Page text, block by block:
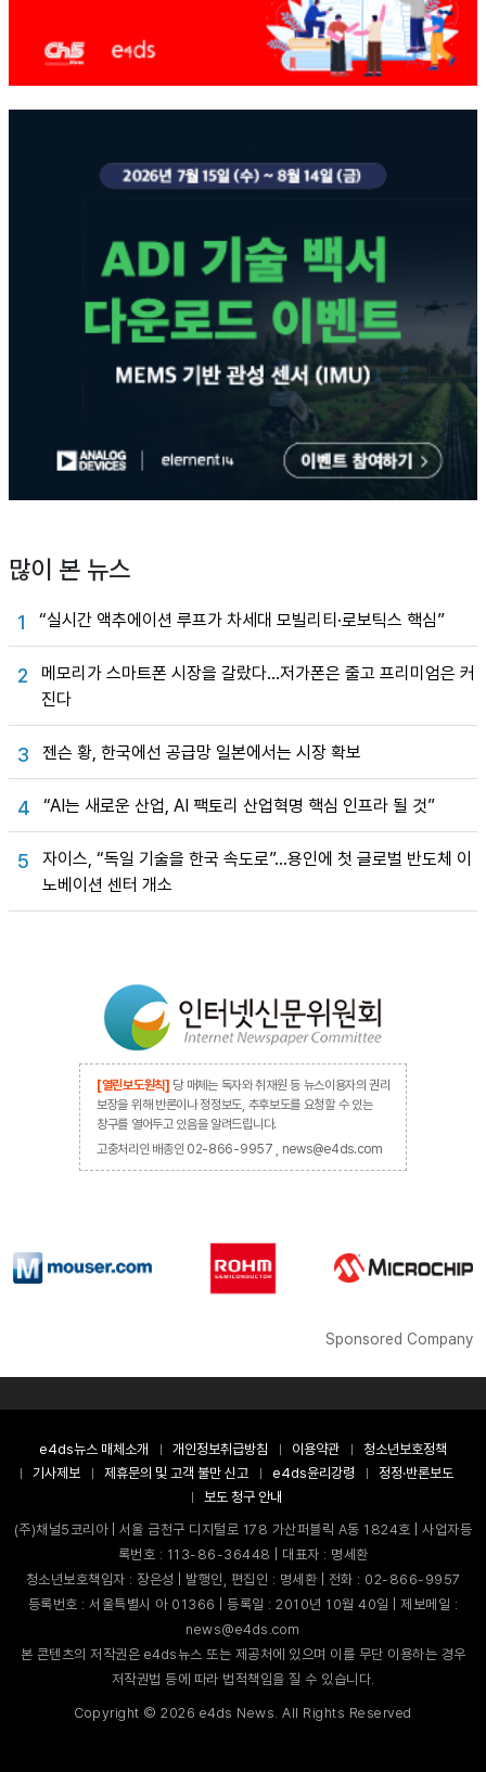
많이 본 뉴스
1 “실시간 액추에이션 루프가 차세대 모빌리티·로보틱스 핵심”
2
메모리가 스마트폰 시장을 갈랐다…저가폰은 줄고 프리미엄은 커
진다
3 젠슨 황, 한국에선 공급망 일본에서는 시장 확보
4 “AI는 새로운 산업, AI 팩토리 산업혁명 핵심 인프라 될 것”
5
자이스, “독일 기술을 한국 속도로”…용인에 첫 글로벌 반도체 이
노베이션 센터 개소
[열린보도원칙] 당 매체는 독자와 취재원 등 뉴스이용자의 권리
보장을 위해 반론이나 정정보도, 추후보도를 요청할 수 있는
창구를 열어두고 있음을 알려드립니다.
고충처리인 배종인 02-866-9957 , news@e4ds.com
Sponsored Company
e4ds뉴스 매체소개 개인정보취급방침 이용약관
청소년보호정책
기사제보
제휴문의 및 고객 불만 신고 e4ds윤리강령
정정·반론보도
보도 청구 안내
(주)채널5코리아 | 서울 금천구 디지털로 178 가산퍼블릭 A동 1824호 | 사업자등
록번호 : 113-86-36448 | 대표자 : 명세환
청소년보호책임자 : 장은성 | 발행인, 편집인 : 명세환 | 전화 : 02-866-9957
등록번호 : 서울특별시 아 01366 | 등록일 : 2010년 10월 40일 | 제보메일 :
news@e4ds.com
본 콘텐츠의 저작권은 e4ds뉴스 또는 제공처에 있으며 이를 무단 이용하는 경우
저작권법 등에 따라 법적책임을 질 수 있습니다.
Copyright ©2026 e4ds News. All Rights Reserved